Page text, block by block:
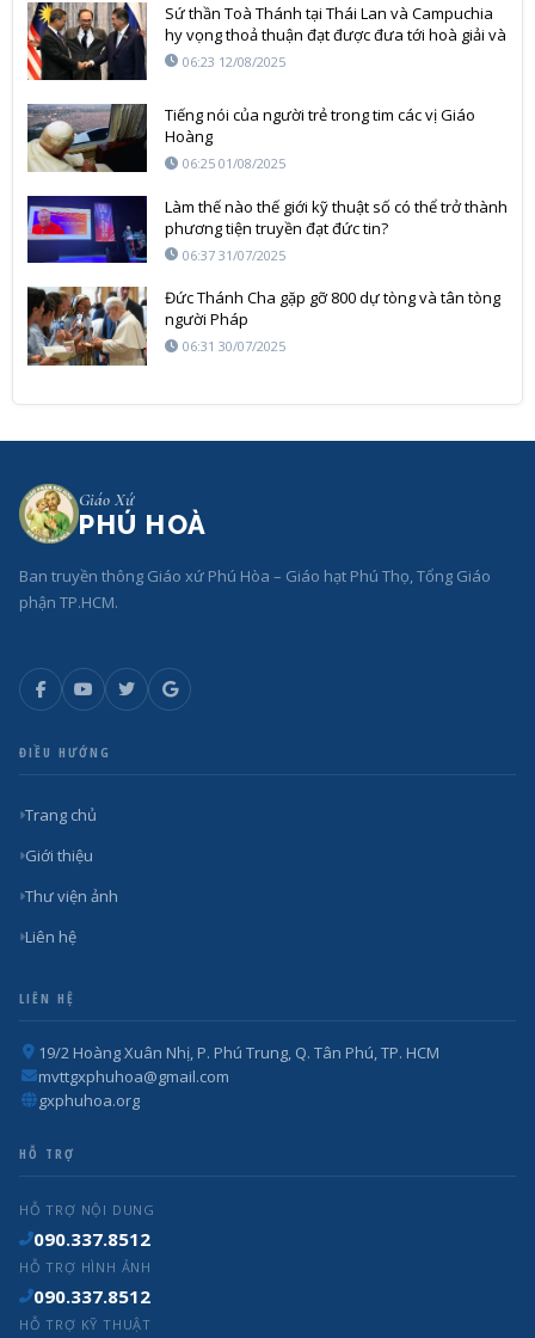
Sứ thần Toà Thánh tại Thái Lan và Campuchia
hy vọng thoả thuận đạt được đưa tới hoà giải và
hoà bình ổn định
06:23 12/08/2025
Tiếng nói của người trẻ trong tim các vị Giáo
Hoàng
06:25 01/08/2025
Làm thế nào thế giới kỹ thuật số có thể trở thành
phương tiện truyền đạt đức tin?
06:37 31/07/2025
Đức Thánh Cha gặp gỡ 800 dự tòng và tân tòng
người Pháp
06:31 30/07/2025
Giáo Xứ
PHÚ HOÀ
Ban truyền thông Giáo xứ Phú Hòa – Giáo hạt Phú Thọ, Tổng Giáo
phận TP.HCM.
ĐIỀU HƯỚNG
Trang chủ
Giới thiệu
Thư viện ảnh
Liên hệ
LIÊN HỆ
19/2 Hoàng Xuân Nhị, P. Phú Trung, Q. Tân Phú, TP. HCM
mvttgxphuhoa@gmail.com
gxphuhoa.org
HỖ TRỢ
HỖ TRỢ NỘI DUNG
090.337.8512
HỖ TRỢ HÌNH ẢNH
090.337.8512
HỖ TRỢ KỸ THUẬT